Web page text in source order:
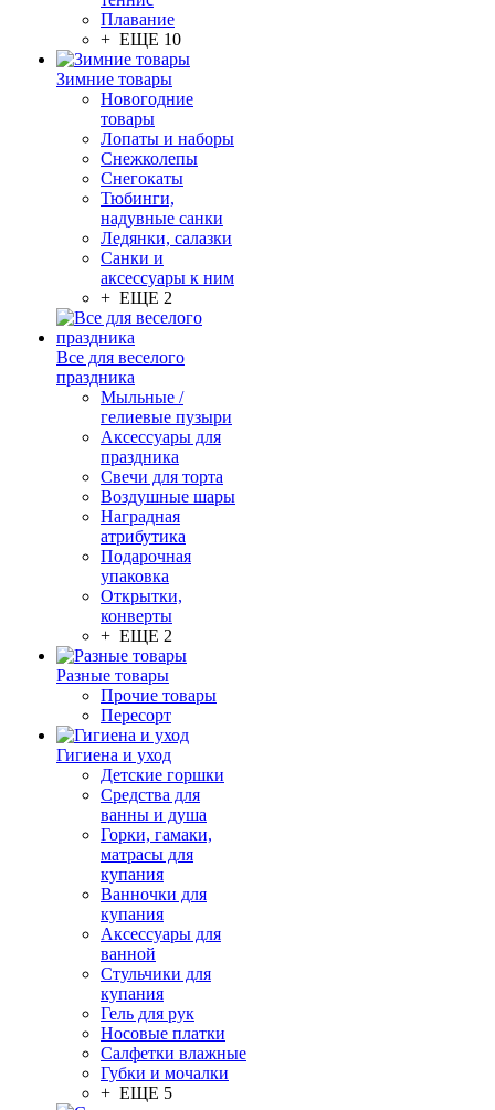
Плавание
+ ЕЩЕ 10
Зимние товары
Новогодние
товары
Лопаты и наборы
Снежколепы
Снегокаты
Тюбинги,
надувные санки
Ледянки, салазки
Санки и
аксессуары к ним
+ ЕЩЕ 2
Все для веселого
праздника
Мыльные /
гелиевые пузыри
Аксессуары для
праздника
Свечи для торта
Воздушные шары
Наградная
атрибутика
Подарочная
упаковка
Открытки,
конверты
+ ЕЩЕ 2
Разные товары
Прочие товары
Пересорт
Гигиена и уход
Детские горшки
Средства для
ванны и душа
Горки, гамаки,
матрасы для
купания
Ванночки для
купания
Аксессуары для
ванной
Стульчики для
купания
Гель для рук
Носовые платки
Салфетки влажные
Губки и мочалки
+ ЕЩЕ 5